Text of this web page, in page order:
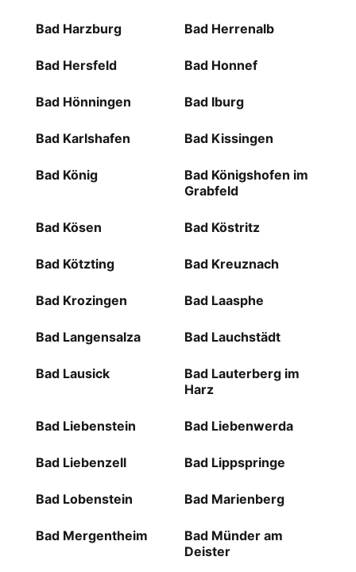
Bad Harzburg Bad Herrenalb
Bad Hersfeld Bad Honnef
Bad Hönningen Bad Iburg
Bad Karlshafen Bad Kissingen
Bad König
Bad Königshofen im
Grabfeld
Bad Kösen Bad Köstritz
Bad Kötzting Bad Kreuznach
Bad Krozingen Bad Laasphe
Bad Langensalza Bad Lauchstädt
Bad Lausick
Bad Lauterberg im
Harz
Bad Liebenstein Bad Liebenwerda
Bad Liebenzell Bad Lippspringe
Bad Lobenstein Bad Marienberg
Bad Mergentheim
Bad Münder am
Deister